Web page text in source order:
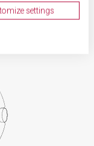
settings